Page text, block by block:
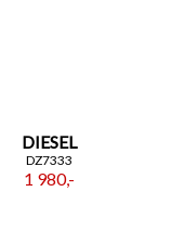
DIESEL
DZ7333
1 980,-